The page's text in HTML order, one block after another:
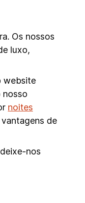
Os nossos
luxo,
website
nosso
noites
de
nos